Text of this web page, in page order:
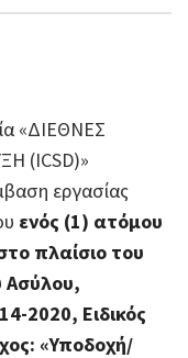
«ΔΙΕΘΝΕΣ
(ICSD)»
εργασίας
ενός (1) ατόμου
πλαίσιο του
Ασύλου,
2020, Ειδικός
«Υποδοχή/